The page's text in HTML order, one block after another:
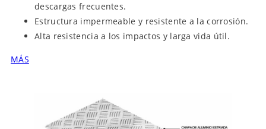
descargas frecuentes.
Estructura impermeable y resistente a la corrosión.
Alta resistencia a los impactos y larga vida útil.
MÁS